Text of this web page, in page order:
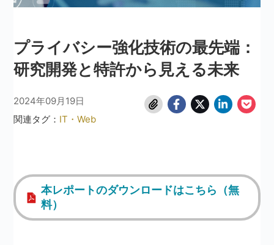
プライバシー強化技術の最先端：
研究開発と特許から見える未来
2024年09月19日
関連タグ： IT・Web
本レポートのダウンロードはこちら（無
料）